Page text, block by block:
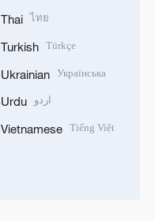
Thai ไทย
Turkish Türkçe
Ukrainian Українська
Urdu اردو
Vietnamese Tiếng Việt